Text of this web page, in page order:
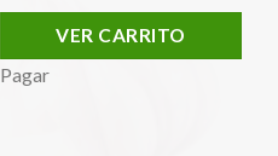
VER CARRITO
Pagar